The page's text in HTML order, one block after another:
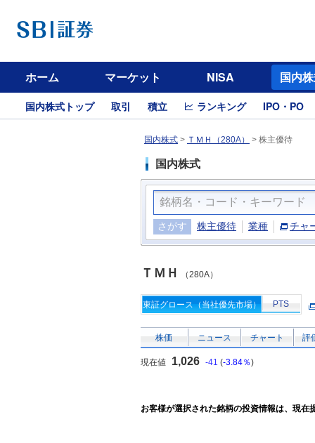
ホーム マーケット NISA 国内
国内株式トップ 取引 積立 ランキング IPO・PO
国内株式 > ＴＭＨ（280A） > 株主優待
国内株式
さがす 株主優待 業種 チャ
ＴＭＨ （280A）
東証グロース（当社優先市場） PTS
株価 ニュース チャート 評
現在値 1,026 -41 (-3.84％)
お客様が選択された銘柄の投資情報は、現在